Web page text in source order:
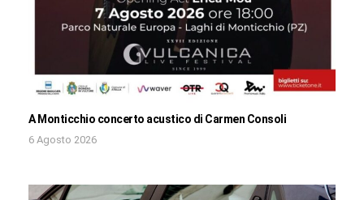
A Monticchio concerto acustico di Carmen Consoli
6 Agosto 2026